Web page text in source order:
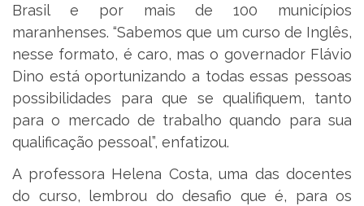
Brasil e por mais de 100 municípios
maranhenses. “Sabemos que um curso de Inglês,
nesse formato, é caro, mas o governador Flávio
Dino está oportunizando a todas essas pessoas
possibilidades para que se qualifiquem, tanto
para o mercado de trabalho quando para sua
qualificação pessoal”, enfatizou.
A professora Helena Costa, uma das docentes
do curso, lembrou do desafio que é, para os